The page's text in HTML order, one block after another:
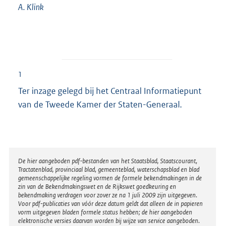
A. Klink
1
Ter inzage gelegd bij het Centraal Informatiepunt
van de Tweede Kamer der Staten-Generaal.
Disclaimer
De hier aangeboden pdf-bestanden van het Staatsblad, Staatscourant,
Tractatenblad, provinciaal blad, gemeenteblad, waterschapsblad en blad
gemeenschappelijke regeling vormen de formele bekendmakingen in de
zin van de Bekendmakingswet en de Rijkswet goedkeuring en
bekendmaking verdragen voor zover ze na 1 juli 2009 zijn uitgegeven.
Voor pdf-publicaties van vóór deze datum geldt dat alleen de in papieren
vorm uitgegeven bladen formele status hebben; de hier aangeboden
elektronische versies daarvan worden bij wijze van service aangeboden.